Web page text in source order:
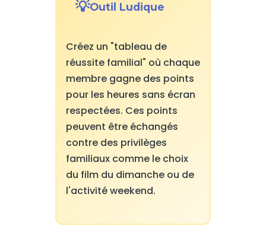
Outil Ludique
Créez un "tableau de
réussite familial" où chaque
membre gagne des points
pour les heures sans écran
respectées. Ces points
peuvent être échangés
contre des privilèges
familiaux comme le choix
du film du dimanche ou de
l'activité weekend.